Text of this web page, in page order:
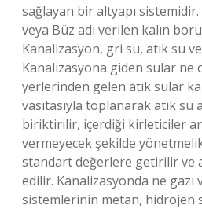
sağlayan bir altyapı
veya Büz adı verilen kalın
Kanalizasyon, gri su, atık su
Kanalizasyona giden sular ne
yerlerinden gelen atık sular
vasıtasıyla toplanarak atık su
biriktirilir, içerdiği kirleticiler
vermeyecek şekilde
standart değerlere getirilir ve
edilir. Kanalizasyonda ne gazı
sistemlerinin metan, hidrojen